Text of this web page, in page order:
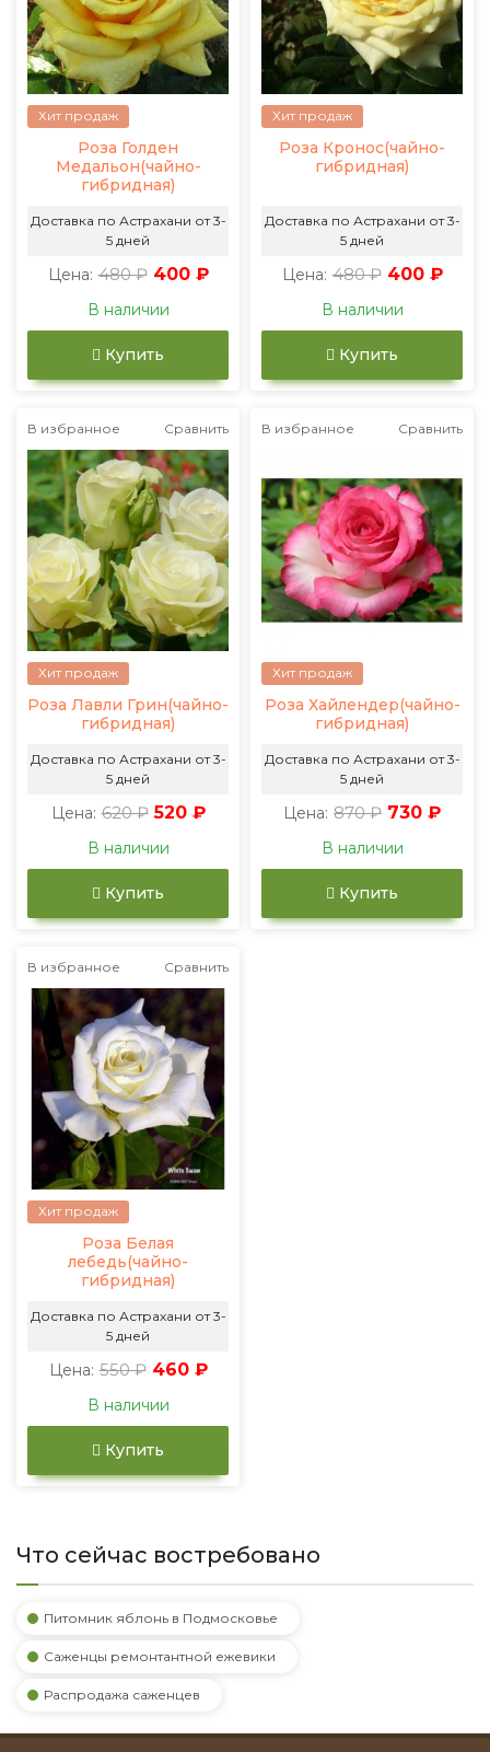
Хит продаж
Роза Голден
Медальон(чайно-
гибридная)
Доставка по Астрахани от 3-
5 дней
Цена: 480 ₽ 400 ₽
В наличии
Купить
Хит продаж
Роза Кронос(чайно-
гибридная)
Доставка по Астрахани от 3-
5 дней
Цена: 480 ₽ 400 ₽
В наличии
Купить
В избранное Сравнить
Хит продаж
Роза Лавли Грин(чайно-
гибридная)
Доставка по Астрахани от 3-
5 дней
Цена: 620 ₽ 520 ₽
В наличии
Купить
В избранное Сравнить
Хит продаж
Роза Хайлендер(чайно-
гибридная)
Доставка по Астрахани от 3-
5 дней
Цена: 870 ₽ 730 ₽
В наличии
Купить
В избранное Сравнить
Хит продаж
Роза Белая
лебедь(чайно-
гибридная)
Доставка по Астрахани от 3-
5 дней
Цена: 550 ₽ 460 ₽
В наличии
Купить
Что сейчас востребовано
Питомник яблонь в Подмосковье
Саженцы ремонтантной ежевики
Распродажа саженцев